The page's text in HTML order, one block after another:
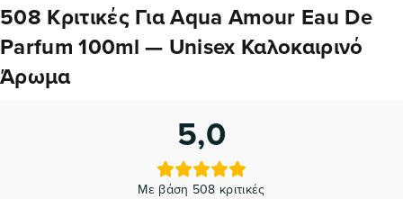
508 Κριτικές ΓιαAqua Amour Eau De
Parfum 100ml — Unisex Καλοκαιρινό
Άρωμα
5,0
Με βάση 508 κριτικές